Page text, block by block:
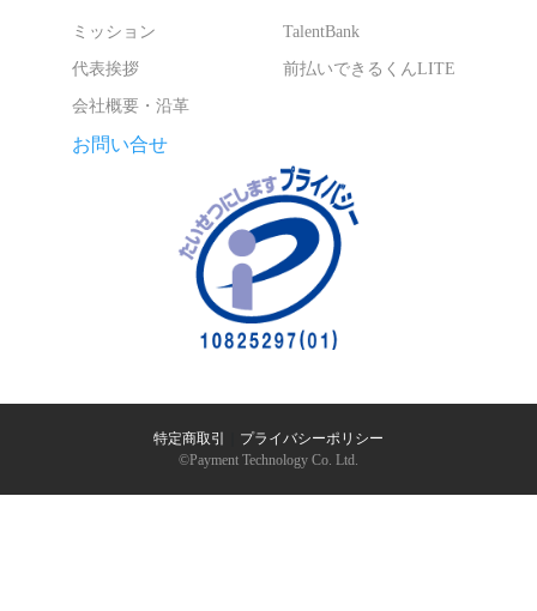
ミッション
代表挨拶
会社概要・沿革
TalentBank
前払いできるくんLITE
お問い合せ
特定商取引
プライバシーポリシー
©︎Payment Technology Co. Ltd.